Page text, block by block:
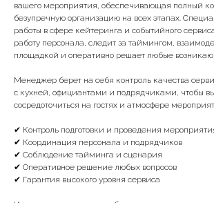
вашего мероприятия, обеспечивающая полный
безупречную организацию на всех этапах.
работы в сфере кейтеринга и событийного
работу персонала, следит за таймингом,
площадкой и оперативно решает любые
Менеджер берет на себя контроль качества
с кухней, официантами и подрядчиками, чтобы
сосредоточиться на гостях и атмосфере
✔ Контроль подготовки и проведения
✔ Координация персонала и подрядчиков
✔ Соблюдение тайминга и сценария
✔ Оперативное решение любых вопросов
✔ Гарантия высокого уровня сервиса